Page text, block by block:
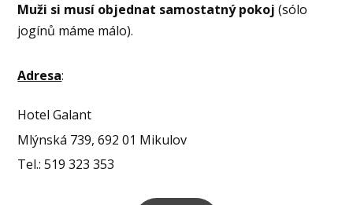
Muži si musí objednat samostatný pokoj (sólo
jogínů máme málo).
Adresa:
Hotel Galant
Mlýnská 739, 692 01 Mikulov
Tel.: 519 323 353